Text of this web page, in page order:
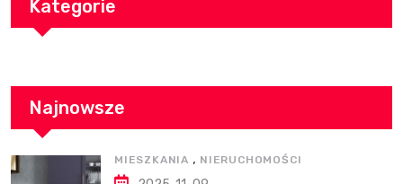
Kategorie
Najnowsze
MIESZKANIA , NIERUCHOMOŚCI